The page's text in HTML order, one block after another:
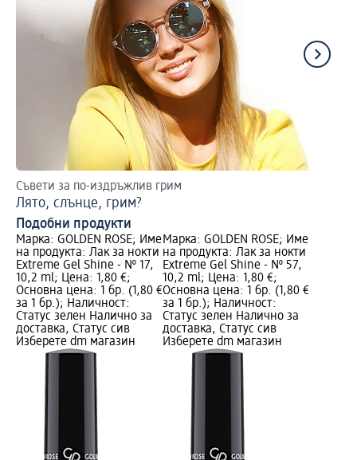
Съвети за по-издръжлив грим
Лято, слънце, грим?
Подобни продукти
Марка: GOLDEN ROSE; Име
на продукта: Лак за нокти
Extreme Gel Shine - № 17,
10,2 ml; Цена: 1,80 €;
Основна цена: 1 бр. (1,80 €
за 1 бр.); Наличност:
Статус зелен Налично за
доставка, Статус сив
Изберете dm магазин
Марка: GOLDEN ROSE; Име
на продукта: Лак за нокти
Extreme Gel Shine - № 57,
10,2 ml; Цена: 1,80 €;
Основна цена: 1 бр. (1,80 €
за 1 бр.); Наличност:
Статус зелен Налично за
доставка, Статус сив
Изберете dm магазин